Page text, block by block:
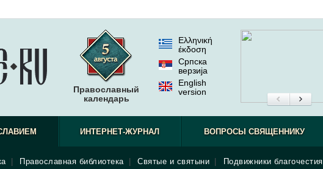
Православный
календарь
Ελληνική
έκδοση
Српска
верзиjа
English
version
Православная библиотека Святые и святыни Подвижники благочестия
ИНТЕРНЕТ-ЖУРНАЛ ВОПРОСЫ СВЯЩЕННИКУ